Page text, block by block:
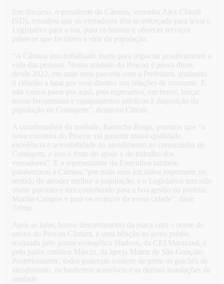
Em discurso, o presidente da Câmara, vereador Alex Chiodi
(SD), ressaltou que os vereadores têm se esforçado para levar o
Legislativo para a rua, para os bairros e oferecer serviços
públicos que facilitem a vida da população.
“A Câmara tem trabalhado muito para impactar positivamente a
vida das pessoas. Nossa unidade do Procon é prova disso,
desde 2022, em mais uma parceria com a Prefeitura, ajudando
o cidadão a lutar por seus direitos nas relações de consumo. E
não vamos parar por aqui, pois esperamos, em breve, lançar
novas ferramentas e equipamentos públicos à disposição da
população de Contagem”, destacou Chiodi.
A coordenadora da unidade, Rariucha Braga, pontuou que “a
nova estrutura do Procon vai garantir maior qualidade,
excelência e acessibilidade no atendimento ao consumidor de
Contagem, e isso é fruto do apoio e do trabalho dos
vereadores”. E a representante do Executivo também
parabenizou a Câmara “por mais uma iniciativa importante no
sentido de atender melhor a população; e o Legislativo tem sido
muito parceiro e tem contribuído para a boa gestão da prefeita
Marília Campos e para os avanços da nossa cidade”, disse
Telma.
Após as falas, houve descerramento da placa com o nome do
anexo do Procon Câmara, e uma bênção ao novo prédio,
realizada pelo pastor evangélico Hudson, da CEI Maracanã, e
pelo padre católico Márcio, da Igreja Matriz de São Gonçalo.
Posteriormente, todos puderam conferir de perto os guichês de
atendimento, os banheiros acessíveis e as demais instalações da
unidade.